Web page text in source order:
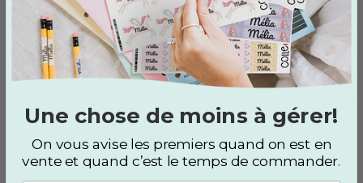
Autocollants
bienveillants
8,00 $
18 phrases inspirantes sur 36
autocollants
pour
Une chose de moins à gérer!
On vous avise les premiers quand on est en
vente et quand c’est le temps de commander.